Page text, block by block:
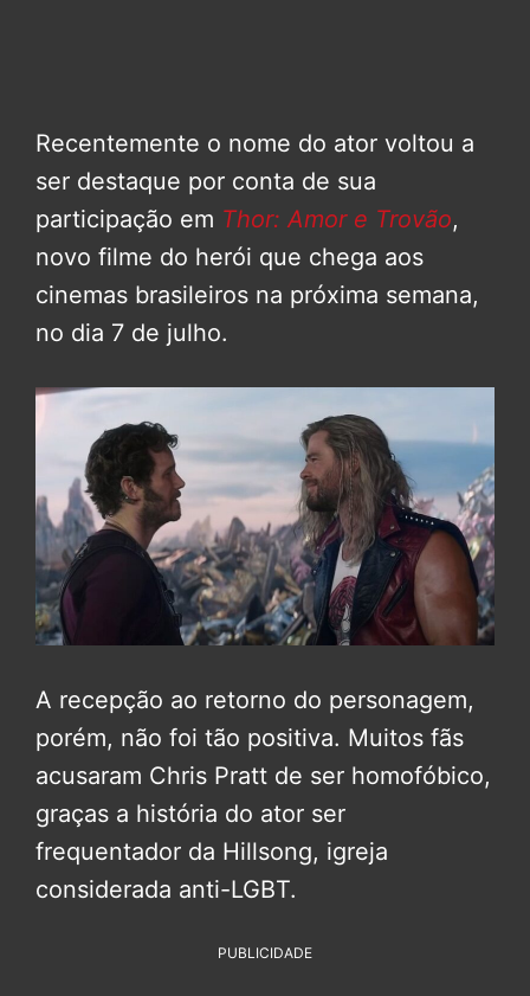
Recentemente o nome do ator voltou a
ser destaque por conta de sua
participação em Thor: Amor e Trovão,
novo filme do herói que chega aos
cinemas brasileiros na próxima semana,
no dia 7 de julho.
A recepção ao retorno do personagem,
porém, não foi tão positiva. Muitos fãs
acusaram Chris Pratt de ser homofóbico,
graças a história do ator ser
frequentador da Hillsong, igreja
considerada anti-LGBT.
PUBLICIDADE